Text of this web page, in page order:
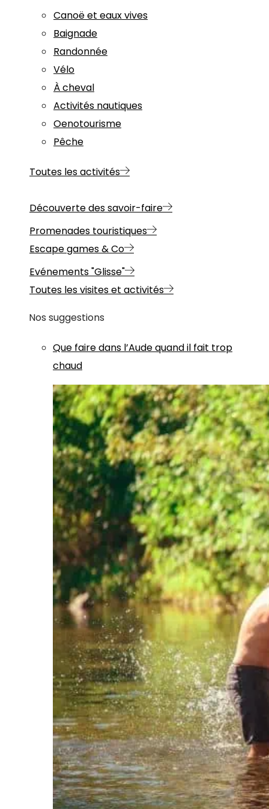
Canoë et eaux vives
Baignade
Randonnée
Vélo
À cheval
Activités nautiques
Oenotourisme
Pêche
Toutes les activités
Découverte des savoir-faire
Promenades touristiques
Escape games & Co
Evénements "Glisse"
Toutes les visites et activités
Nos suggestions
Que faire dans l’Aude quand il fait trop
chaud